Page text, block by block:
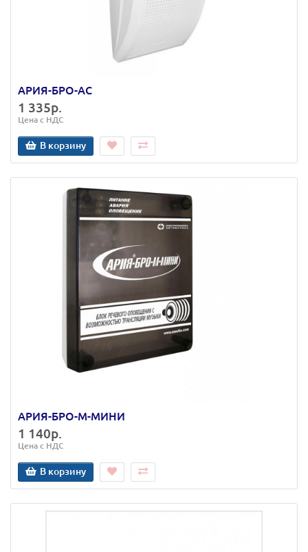
АРИЯ-БРО-АС
1 335р.
Цена с НДС
В корзину
АРИЯ-БРО-М-МИНИ
1 140р.
Цена с НДС
В корзину